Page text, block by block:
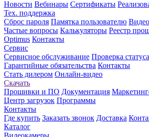
Новости Вебинары Сертификаты
Тех. поддержка
Сброс пароля Памятка пользователю
Частые вопросы Калькуляторы Реестр
Optimus Контакты
Сервис
Сервисное обслуживание Проверка
Гарантийные обязательства Контакты
Стать дилером Онлайн-видео
Скачать
Прошивки и ПО Документация
Центр загрузок Программы
Контакты
Где купить Заказать звонок Доставка
Каталог
Видеокамеры